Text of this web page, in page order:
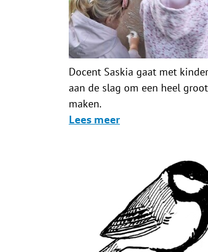
Docent Saskia gaat met
aan de slag om een heel
maken.
Lees meer